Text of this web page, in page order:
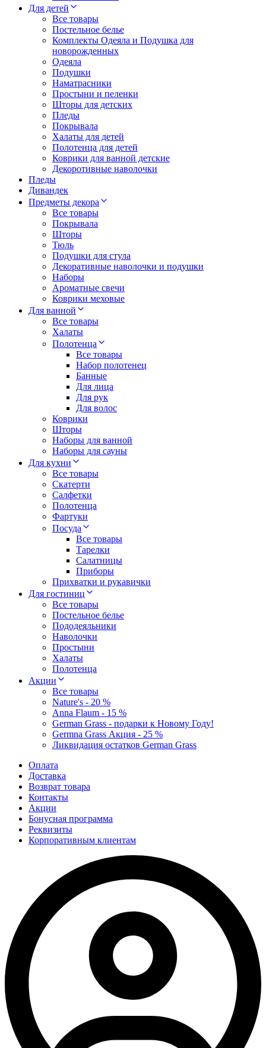
Для детей
Все товары
Постельное белье
Комплекты Одеяла и Подушка для
новорожденных
Одеяла
Подушки
Наматрасники
Простыни и пеленки
Шторы для детских
Пледы
Покрывала
Халаты для детей
Полотенца для детей
Коврики для ванной детские
Декоротивные наволочки
Пледы
Дивандек
Предметы декора
Все товары
Покрывала
Шторы
Тюль
Подушки для стула
Декоративные наволочки и подушки
Наборы
Ароматные свечи
Коврики меховые
Для ванной
Все товары
Халаты
Полотенца
Все товары
Набор полотенец
Банные
Для лица
Для рук
Для волос
Коврики
Шторы
Наборы для ванной
Наборы для сауны
Для кухни
Все товары
Скатерти
Салфетки
Полотенца
Фартуки
Посуда
Все товары
Тарелки
Салатницы
Приборы
Прихватки и рукавички
Для гостиниц
Все товары
Постельное белье
Пододеяльники
Наволочки
Простыни
Халаты
Полотенца
Акции
Все товары
Nature's - 20 %
Anna Flaum - 15 %
German Grass - подарки к Новому Году!
Germna Grass Акция - 25 %
Ликвидация остатков German Grass
Оплата
Доставка
Возврат товара
Контакты
Акции
Бонусная программа
Реквизиты
Корпоративным клиентам